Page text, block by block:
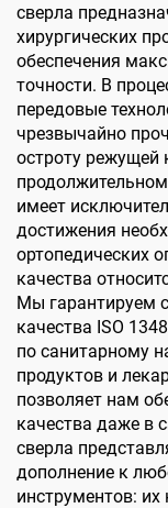
сверла
хирургических
обеспечения
точности. В
передовые
чрезвычайно
остроту режущей
имеет
достижения
ортопедических
качества
Мы гарантируем
качества ISO
по санитарному
продуктов и
позволяет нам
качества даже в
сверла
дополнение к
инструментов: их